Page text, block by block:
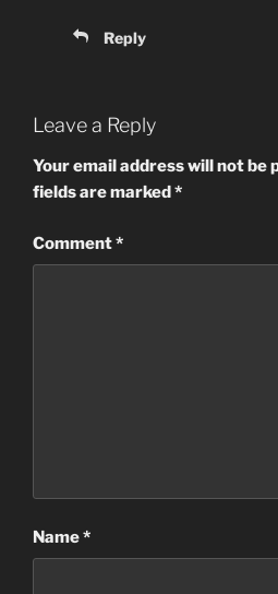
Reply
Leave a Reply
Your email address will not be
fields are marked *
Comment*
Name*